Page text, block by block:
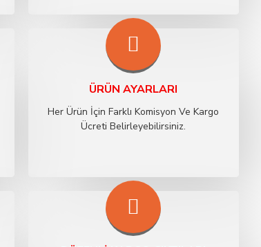
ÜRÜN AYARLARI
Her Ürün İçin Farklı Komisyon Ve Kargo
Ücreti Belirleyebilirsiniz.